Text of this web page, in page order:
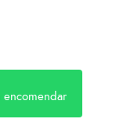
encomendar